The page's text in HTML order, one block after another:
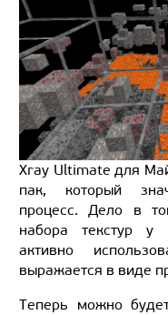
Xray Ultimate для
пак, который
процесс. Дело в
набора текстур у
активно
выражается в виде
Теперь можно